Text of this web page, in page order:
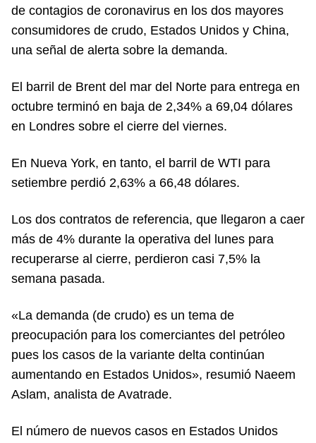
de contagios de coronavirus en los dos mayores
consumidores de crudo, Estados Unidos y China,
una señal de alerta sobre la demanda.
El barril de Brent del mar del Norte para entrega en
octubre terminó en baja de 2,34% a 69,04 dólares
en Londres sobre el cierre del viernes.
En Nueva York, en tanto, el barril de WTI para
setiembre perdió 2,63% a 66,48 dólares.
Los dos contratos de referencia, que llegaron a caer
más de 4% durante la operativa del lunes para
recuperarse al cierre, perdieron casi 7,5% la
semana pasada.
«La demanda (de crudo) es un tema de
preocupación para los comerciantes del petróleo
pues los casos de la variante delta continúan
aumentando en Estados Unidos», resumió Naeem
Aslam, analista de Avatrade.
El número de nuevos casos en Estados Unidos